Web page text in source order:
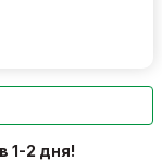
1-2 дня!